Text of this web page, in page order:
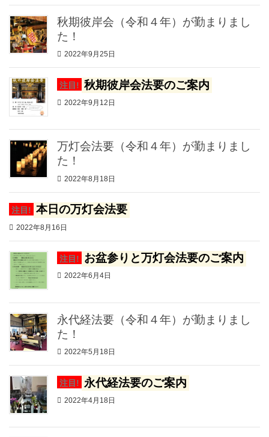
秋期彼岸会（令和４年）が勤まりまし
た！
2022年9月25日
注目! 秋期彼岸会法要のご案内
2022年9月12日
万灯会法要（令和４年）が勤まりまし
た！
2022年8月18日
注目! 本日の万灯会法要
2022年8月16日
注目! お盆参りと万灯会法要のご案内
2022年6月4日
永代経法要（令和４年）が勤まりまし
た！
2022年5月18日
注目! 永代経法要のご案内
2022年4月18日